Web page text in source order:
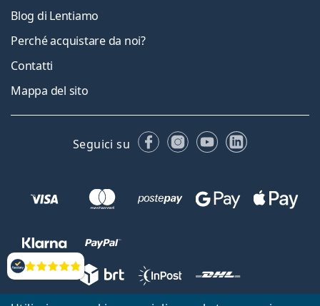
Valutazione
Blog di Lentiamo
Perché acquistare da noi?
Contatti
Mappa del sito
Seguici su FacebookInstagram
YouTubeLinkedIn